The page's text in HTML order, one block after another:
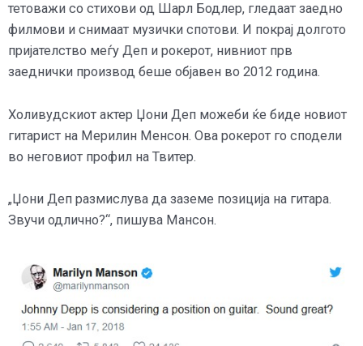
тетоважи со стихови од Шарл Бодлер, гледаат заедно
филмови и снимаат музички спотови. И покрај долгото
пријателство меѓу Деп и рокерот, нивниот прв
заеднички производ беше објавен во 2012 година.
Холивудскиот актер Џони Деп можеби ќе биде новиот
гитарист на Мерилин Менсон. Ова рокерот го сподели
во неговиот профил на Твитер.
„Џони Деп размислува да заземе позиција на гитара.
Звучи одлично?“, пишува Мансон.